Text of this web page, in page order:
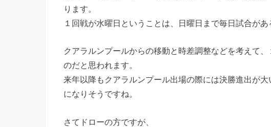
ります。
１回戦が水曜日ということは、日曜日まで毎日試合があ
クアラルンプールからの移動と時差調整などを考えて
のだと思われます。
来年以降もクアラルンプール出場の際には決勝進出が
になりそうですね。
さてドローの方ですが、